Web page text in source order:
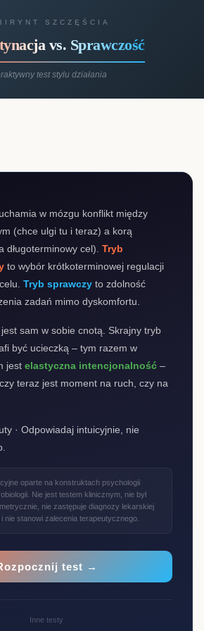
SZCZĘŚCIA
vs. Sprawczość
test stylu działania
w mózgu konflikt między
(chce ulgi tu i teraz) a korą
długoterminowy cel). Tryb
to wybór krótkoterminowej regulacji
Tryb sprawczy to zdolność
zadań mimo dyskomfortu.
sam w sobie cnotą. Skrajny tryb
być ucieczką – tym razem w
jest elastyczna intencjonalność –
teraz jest moment na ruch, czy na
· Odpowiadaj intuicyjnie, nie
oparte na konstruktach psychologii
Nie jest testem klinicznym, nie był
nie zastępuje diagnozy lekarskiej
nie stanowi zalecenia terapeutycznego.
test →
Inne testy